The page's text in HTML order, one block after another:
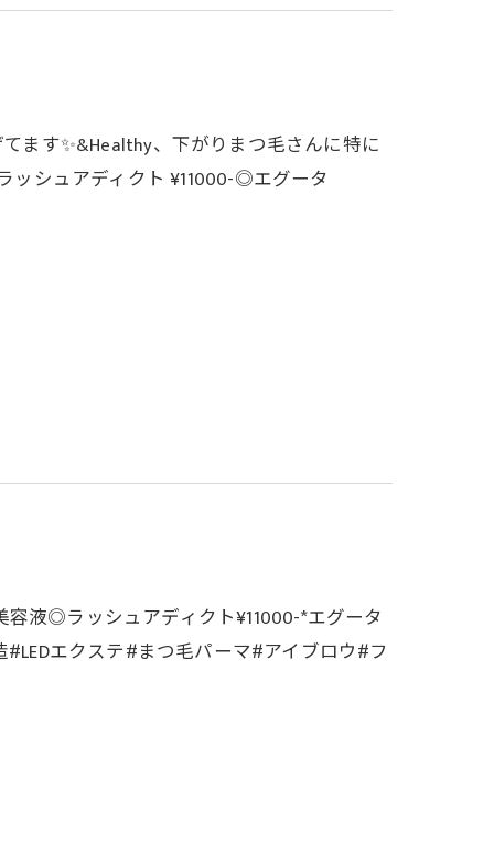
ます✨️&Healthy、下がりまつ毛さんに特に
シュアディクト ¥11000-◎エグータ
液◎ラッシュアディクト¥11000-*エグータ
エクステ#まつ毛パーマ#アイブロウ#フ